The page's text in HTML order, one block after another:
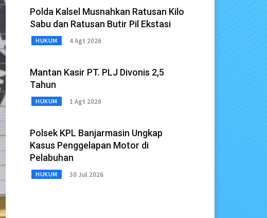
Polda Kalsel Musnahkan Ratusan Kilo
Sabu dan Ratusan Butir Pil Ekstasi
HUKUM 4 Agt 2026
Mantan Kasir PT. PLJ Divonis 2,5
Tahun
HUKUM 1 Agt 2026
Polsek KPL Banjarmasin Ungkap
Kasus Penggelapan Motor di
Pelabuhan
HUKUM 30 Jul 2026